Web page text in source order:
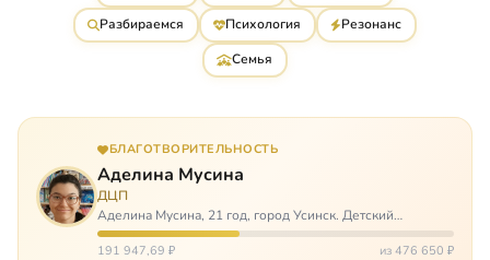
Разбираемся
Психология
Резонанс
Семья
БЛАГОТВОРИТЕЛЬНОСТЬ
Аделина Мусина
ДЦП
Аделина Мусина, 21 год, город Усинск. Детский
церебральный паралич, передвигается на ходунках или
коляске. Аделине требуется помощь, чтобы ноги
191 947,69 ₽ из 476 650 ₽